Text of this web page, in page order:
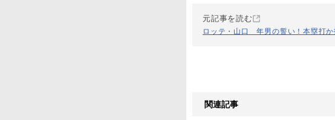
元記事を読む
ロッテ・山口 年男の誓い！本塁打か
関連記事